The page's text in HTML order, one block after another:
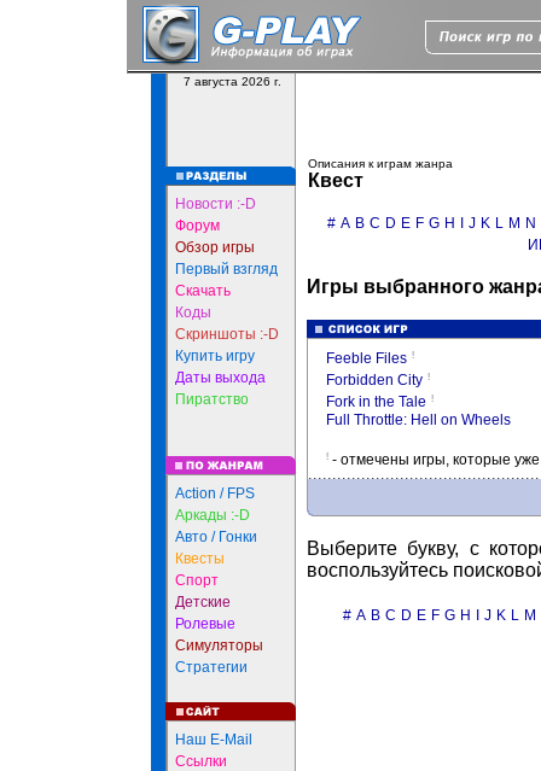
7 августа 2026 г.
Новости :-D
Форум
Обзор игры
Первый взгляд
Скачать
Коды
Скриншоты :-D
Купить игру
Даты выхода
Пиратство
Action / FPS
Аркады :-D
Авто / Гонки
Квесты
Спорт
Детские
Ролевые
Симуляторы
Стратегии
Наш E-Mail
Ссылки
Описания к играм жанра
Квест
# A B C D E F G H J K L M N
Игры выбранного
Feeble Files !
Forbidden City !
Fork in the Tale !
Full Throttle: Hell on Wheels
! - отмечены игры, которые
Выберите букву, с
воспользуйтесь
# A B C D E F G H J K L M